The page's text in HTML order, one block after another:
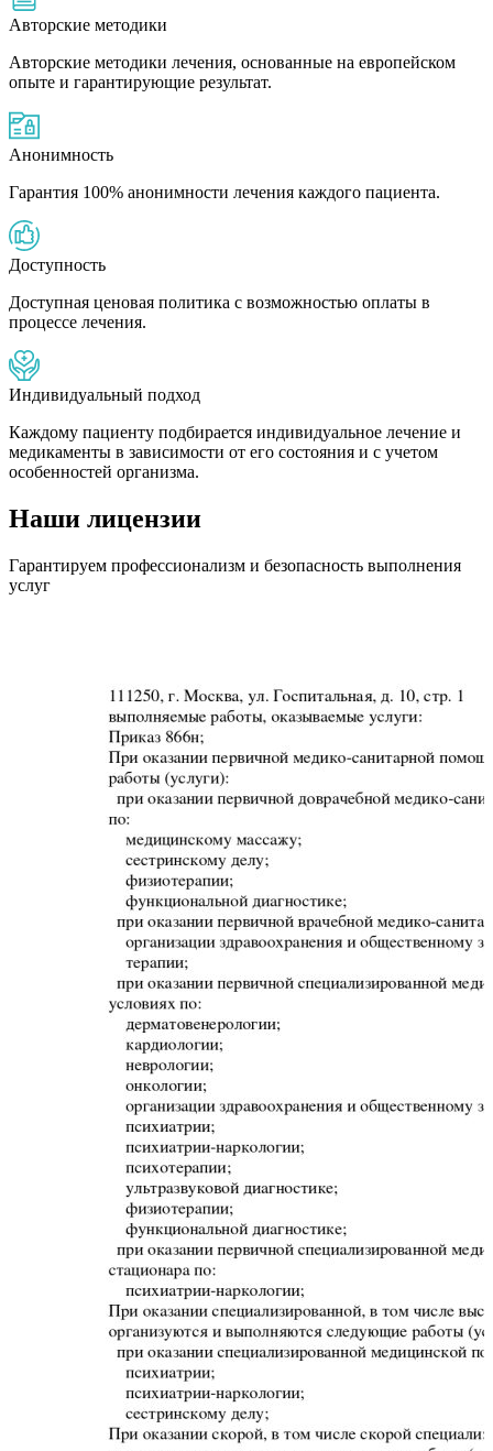
Авторские методики
Авторские методики лечения, основанные на европейском
опыте и гарантирующие результат.
Анонимность
Гарантия 100% анонимности лечения каждого пациента.
Доступность
Доступная ценовая политика с возможностью оплаты в
процессе лечения.
Индивидуальный подход
Каждому пациенту подбирается индивидуальное лечение и
медикаменты в зависимости от его состояния и с учетом
особенностей организма.
Наши лицензии
Гарантируем профессионализм и безопасность выполнения
услуг